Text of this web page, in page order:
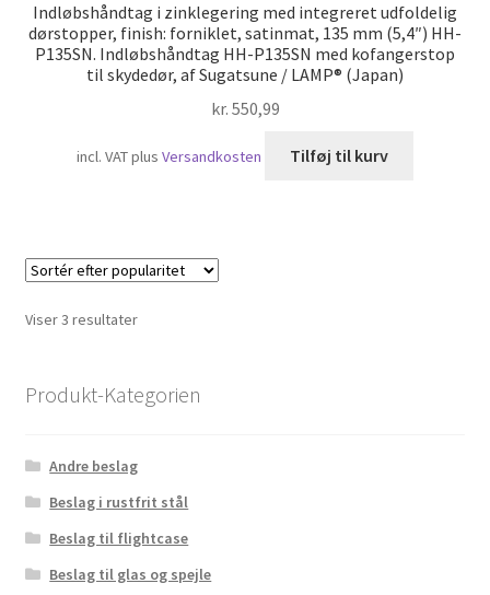
Indløbshåndtag i zinklegering med integreret udfoldelig
dørstopper, finish: forniklet, satinmat, 135 mm (5,4″) HH-
P135SN. Indløbshåndtag HH-P135SN med kofangerstop
til skydedør, af Sugatsune / LAMP® (Japan)
kr. 550,99
incl. VATplusVersandkosten Tilføj til kurv
Viser 3 resultaterSorteret
Produkt-Kategorien
Andre beslag
Beslag i rustfrit stål
Beslag til flightcase
Beslag til glas og spejle